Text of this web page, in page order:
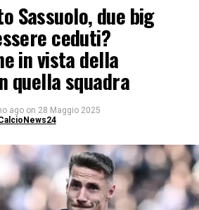
Sassuolo, due big
ceduti?
in vista della
quella squadra
ago on 28 Maggio 2025